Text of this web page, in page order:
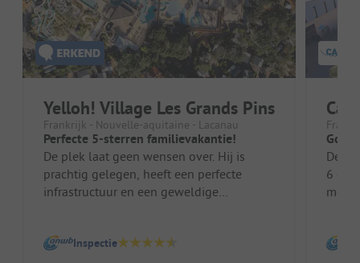
Yelloh! Village Les Grands Pins
Frankrijk - Nouvelle-aquitaine - Lacanau
Perfecte 5-sterren familievakantie!
De plek laat geen wensen over. Hij is
prachtig gelegen, heeft een perfecte
infrastructuur en een geweldige
Inspectie
De
6